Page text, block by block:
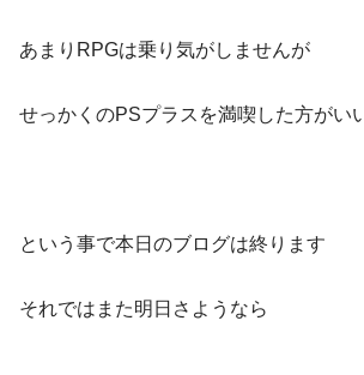
あまりRPGは乗り気がしませんが
せっかくのPSプラスを満喫した方がい
という事で本日のブログは終ります
それではまた明日さようなら